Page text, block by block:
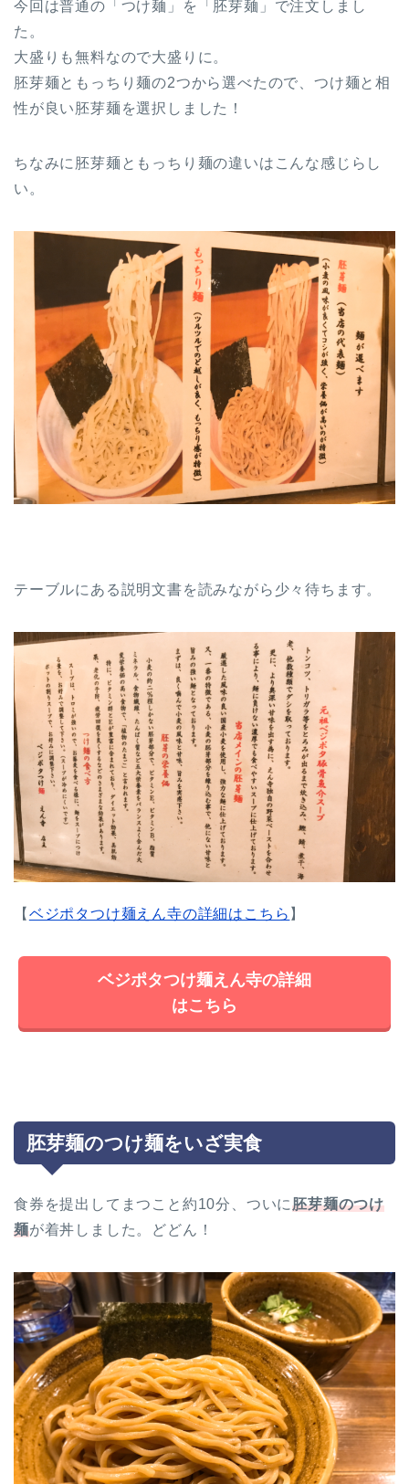
今回は普通の「つけ麺」を「胚芽麺」で注文しまし
た。
大盛りも無料なので大盛りに。
胚芽麺ともっちり麺の2つから選べたので、つけ麺と相
性が良い胚芽麺を選択しました！
ちなみに胚芽麺ともっちり麺の違いはこんな感じらし
い。
テーブルにある説明文書を読みながら少々待ちます。
【 ベジポタつけ麺えん寺の詳細はこちら 】
ベジポタつけ麺えん寺の詳細
はこちら
胚芽麺のつけ麺をいざ実食
食券を提出してまつこと約10分、ついに胚芽麺のつけ
麺が着丼しました。どどん！